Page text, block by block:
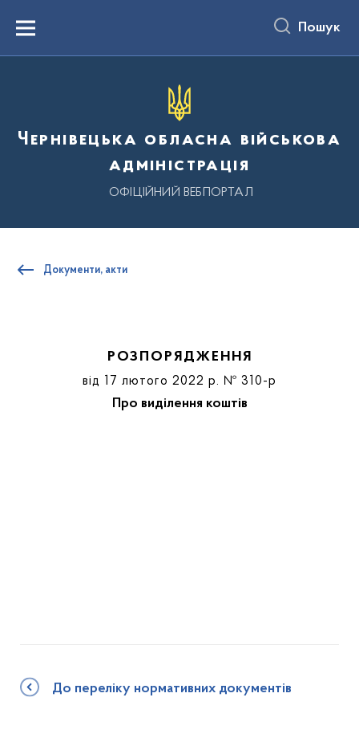
вмістуMenu Пошук
Чернівецька обласна військова
адміністрація
ОФІЦІЙНИЙ ВЕБПОРТАЛ
Документи, акти
РОЗПОРЯДЖЕННЯ
від 17 лютого 2022 р. № 310-р
Про виділення коштів
До переліку нормативних документів